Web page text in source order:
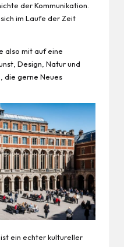
der Kommunikation.
im Laufe der Zeit
also mit auf eine
Design, Natur und
die gerne Neues
ein echter kultureller